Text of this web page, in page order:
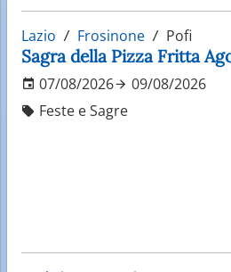
Lazio Frosinone Pofi
Sagra della Pizza Fritta
07/08/2026
09/08/2026
Feste e Sagre